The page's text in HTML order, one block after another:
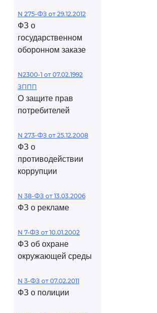
N 275-ФЗ от 29.12.2012
ФЗ о
государственном
оборонном заказе
N2300-1 от 07.02.1992
ЗППП
О защите прав
потребителей
N 273-ФЗ от 25.12.2008
ФЗ о
противодействии
коррупции
N 38-ФЗ от 13.03.2006
ФЗ о рекламе
N 7-ФЗ от 10.01.2002
ФЗ об охране
окружающей среды
N 3-ФЗ от 07.02.2011
ФЗ о полиции